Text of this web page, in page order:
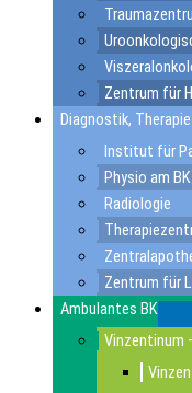
Zentrum für
Diagnostik,
Institut für
Physio am BK
Radiologie
Zentrum für
Ambulantes BK
Vinzentinum